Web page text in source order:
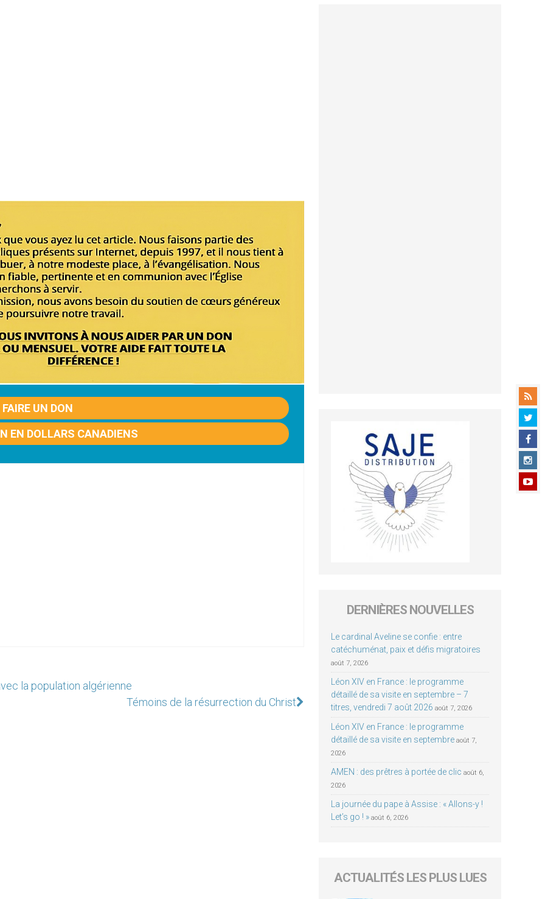
FAIRE UN DON
EN DOLLARS CANADIENS
la population algérienne
Témoins de la résurrection du Christ
DERNIÈRES NOUVELLES
Le cardinal Aveline se confie : entre
catéchuménat, paix et défis migratoires
août 7, 2026
Léon XIV en France : le programme
détaillé de sa visite en septembre – 7
titres, vendredi 7 août 2026 août 7, 2026
Léon XIV en France : le programme
détaillé de sa visite en septembre août 7,
2026
AMEN : des prêtres à portée de clic août 6,
2026
La journée du pape à Assise : « Allons-y !
Let’s go ! » août 6, 2026
ACTUALITÉS LES PLUS LUES